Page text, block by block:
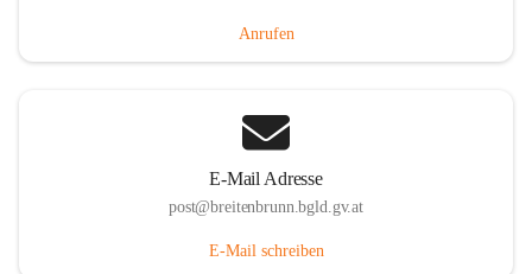
Anrufen
E-Mail Adresse
post@breitenbrunn.bgld.gv.at
E-Mail schreiben